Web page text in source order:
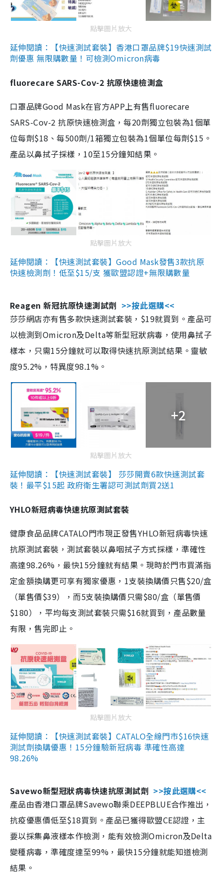
點擊圖片放大
延伸閱讀：【快速測試套裝】香港口罩品牌$19快速測試
劑優惠 無限購數量！可檢測Omicron病毒
fluorecare SARS-Cov-2 抗原快速檢測盒
口罩品牌Good Mask在官方APP上有售fluorecare
SARS-Cov-2 抗原快速檢測盒，每20劑獨立包裝為1個單
位每劑$18、每500劑/1箱獨立包裝為1個單位每劑$15。
產品以鼻拭子採樣，10至15分鐘知結果。
點擊圖片放大
延伸閱讀：【快速測試套裝】Good Mask發售3款抗原
快速檢測劑！低至$15/支 獲歐盟認證+無限購數量
Reagen 新冠抗原快速測試劑 >>按此選購<<
莎莎網店亦有售多款快速測試套裝，$19就買到。產品可
以檢測到Omicron及Delta等新型冠狀病毒，使用鼻拭子
樣本，只需15分鐘就可以取得快速抗原測試結果。靈敏
度95.2%，特異度98.1%。
+2
點擊圖片放大
延伸閱讀：【快速測試套裝】 莎莎開賣6款快速測試套
裝！最平$15起 政府衛生署認可測試劑買2送1
YHLO新冠病毒快速抗原測試套裝
健康食品品牌CATALO門市現正發售YHLO新冠病毒快速
抗原測試套裝，測試套裝以鼻咽拭子方式採樣，準確性
高達98.26%，最快15分鐘就有結果。現時於門市買滿指
定金額換購更可享有獨家優惠，1支裝換購價只售$20/盒
（單售價$39），而5支裝換購價只需$80/盒（單售價
$180），平均每支測試套裝只需$16就買到，產品數量
有限，售完即止。
點擊圖片放大
延伸閱讀：【快速測試套裝】CATALO全線門市$16快速
測試劑換購優惠！15分鐘驗新冠病毒 準確性高達
98.26%
Savewo新型冠狀病毒快速抗原測試劑 >>按此選購<<
產品由香港口罩品牌Savewo聯乘DEEPBLUE合作推出，
抗疫優惠價低至$18買到。產品已獲得歐盟CE認證，主
要以採集鼻液樣本作檢測，能有效檢測Omicron及Delta
變種病毒，準確度達至99%，最快15分鐘就能知道檢測
結果。